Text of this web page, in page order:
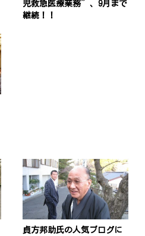
児救急医療業務”、9月まで
継続！！
貞方邦助氏の人気ブログに